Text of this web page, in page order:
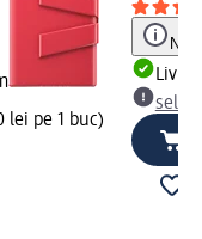
lei pe 1 buc)
Notă